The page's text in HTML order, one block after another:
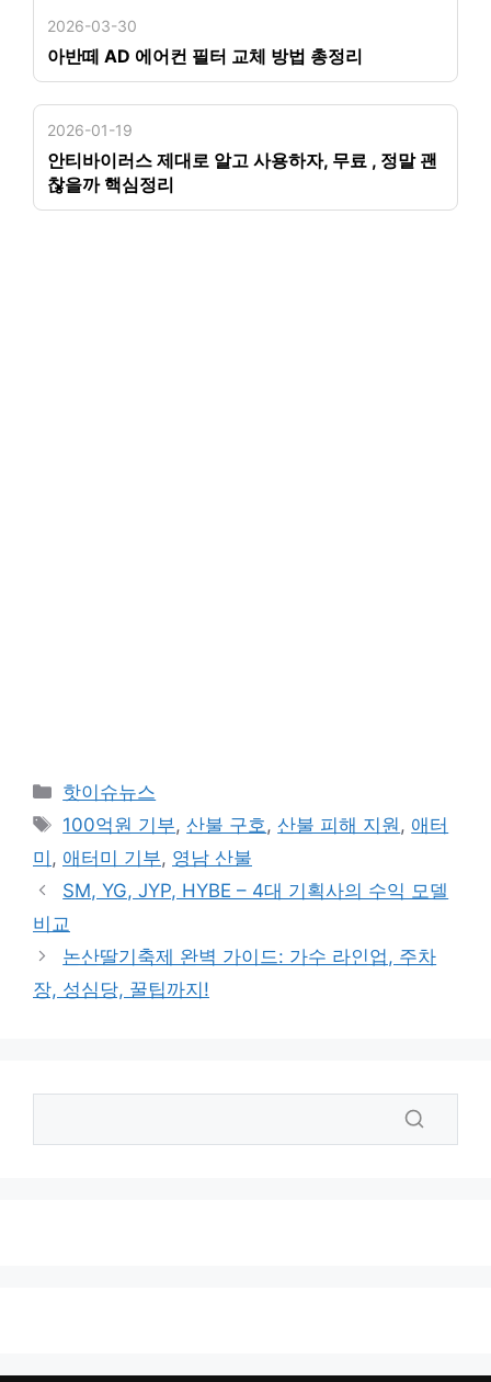
2026-03-30
아반떼 AD 에어컨 필터 교체 방법 총정리
2026-01-19
안티바이러스 제대로 알고 사용하자, 무료 , 정말 괜
찮을까 핵심정리
카
테
리
핫이슈뉴스
태
그
100억원 기부,산불 구호 ,산불 피해 지원 , 애터
미 , 애터미 기부, 영남 산불
SM, YG, JYP, HYBE – 4대 기획사의 수익 모델
비교
논산딸기축제 완벽 가이드: 가수 라인업, 주차
장, 성심당, 꿀팁까지!